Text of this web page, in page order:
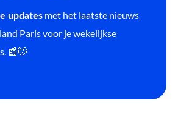
updates met het laatste nieuws
Paris voor je wekelijkse
📰🐭